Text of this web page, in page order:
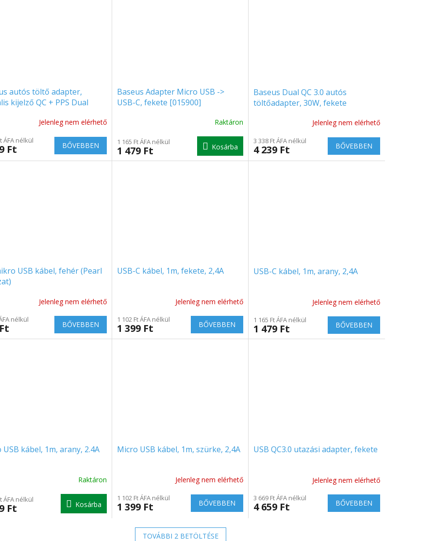
autós töltő adapter,
kijelző QC + PPS Dual
Jelenleg nem elérhető
ÁFA nélkül
Ft BŐVEBBEN
Baseus Adapter Micro USB ->
USB-C, fekete [015900]
Raktáron
1 165 Ft ÁFA nélkül
1 479 Ft Kosárba
Baseus Dual QC 3.0 autós
töltőadapter, 30W, fekete
átlagos
értékelése
5-
Jelenleg nem elérhető
3 338 Ft ÁFA nélkül
4 239 Ft BŐVEBBEN
USB kábel, fehér (Pearl
Jelenleg nem elérhető
nélkül
BŐVEBBEN
USB-C kábel, 1m, fekete, 2,4A
átlagos
értékelése
5-
Jelenleg nem elérhető
1 102 Ft ÁFA nélkül
1 399 Ft BŐVEBBEN
USB-C kábel, 1m, arany, 2,4A
Jelenleg nem elérhető
1 165 Ft ÁFA nélkül
1 479 Ft BŐVEBBEN
USB kábel, 1m, arany, 2.4A
Raktáron
ÁFA nélkül
Ft Kosárba
Micro USB kábel, 1m, szürke, 2,4A
Jelenleg nem elérhető
1 102 Ft ÁFA nélkül
1 399 Ft BŐVEBBEN
USB QC3.0 utazási adapter, fekete
Jelenleg nem elérhető
3 669 Ft ÁFA nélkül
4 659 Ft BŐVEBBEN
TOVÁBBI 2 BETÖLTÉSE